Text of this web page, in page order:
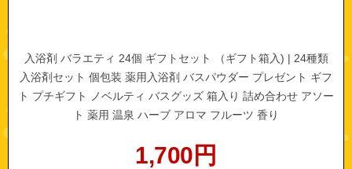
入浴剤 バラエティ 24個 ギフトセット （ギフト箱入) | 24種類
入浴剤セット 個包装 薬用入浴剤 バスパウダー プレゼント ギフ
ト プチギフト ノベルティ バスグッズ 箱入り 詰め合わせ アソー
ト 薬用 温泉 ハーブ アロマ フルーツ 香り
1,700 円